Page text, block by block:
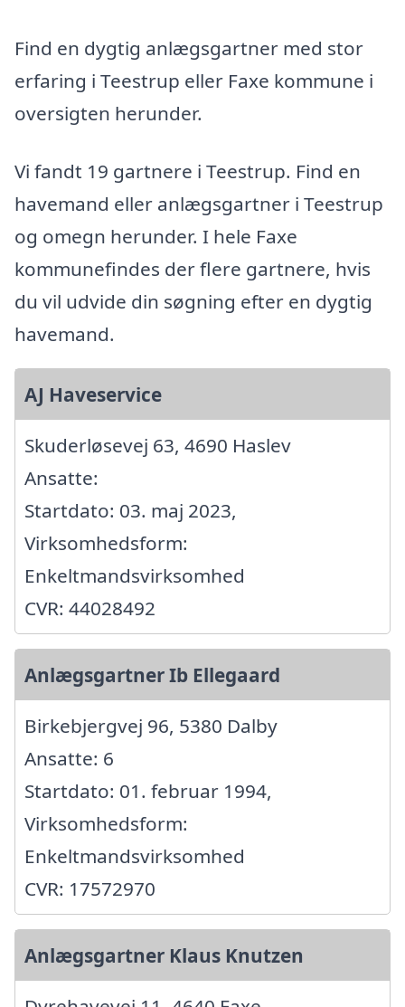
Find en dygtig anlægsgartner med stor
erfaring i Teestrup eller Faxe kommune i
oversigten herunder.
Vi fandt 19 gartnere i Teestrup. Find en
havemand eller anlægsgartner i Teestrup
og omegn herunder. I hele Faxe
kommunefindes der flere gartnere, hvis
du vil udvide din søgning efter en dygtig
havemand.
AJ Haveservice
Skuderløsevej 63, 4690 Haslev
Ansatte:
Startdato: 03. maj 2023,
Virksomhedsform:
Enkeltmandsvirksomhed
CVR: 44028492
Anlægsgartner Ib Ellegaard
Birkebjergvej 96, 5380 Dalby
Ansatte: 6
Startdato: 01. februar 1994,
Virksomhedsform:
Enkeltmandsvirksomhed
CVR: 17572970
Anlægsgartner Klaus Knutzen